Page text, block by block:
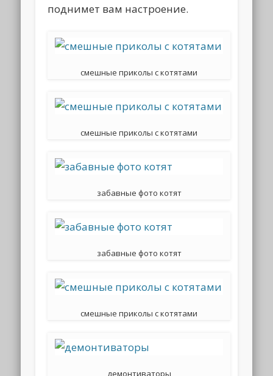
поднимет вам настроение.
смешные приколы с котятами
смешные приколы с котятами
забавные фото котят
забавные фото котят
смешные приколы с котятами
демонтиваторы